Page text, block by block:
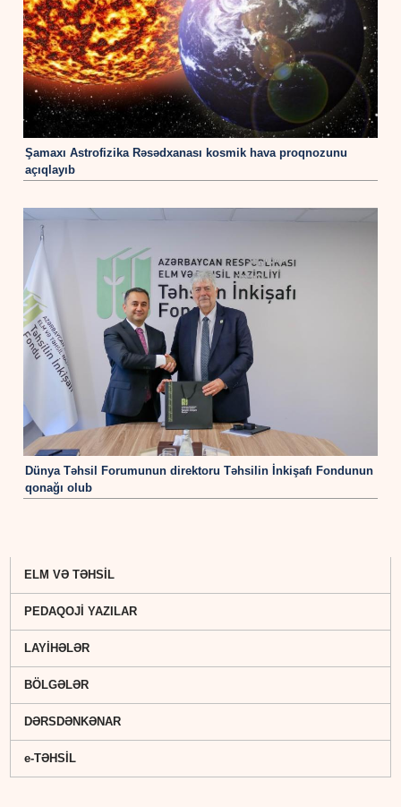
Şamaxı Astrofizika Rəsədxanası kosmik hava proqnozunu
açıqlayıb
Dünya Təhsil Forumunun direktoru Təhsilin İnkişafı Fondunun
qonağı olub
ELM VƏ TƏHSİL
PEDAQOJİ YAZILAR
LAYİHƏLƏR
BÖLGƏLƏR
DƏRSDƏNKƏNAR
e-TƏHSİL